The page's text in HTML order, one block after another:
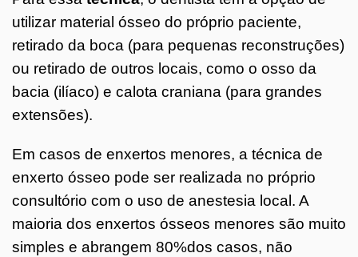
utilizar material ósseo do próprio paciente,
retirado da boca (para pequenas reconstruções)
ou retirado de outros locais, como o osso da
bacia (ilíaco) e calota craniana (para grandes
extensões).
Em casos de enxertos menores, a técnica de
enxerto ósseo pode ser realizada no próprio
consultório com o uso de anestesia local. A
maioria dos enxertos ósseos menores são muito
simples e abrangem 80%dos casos, não